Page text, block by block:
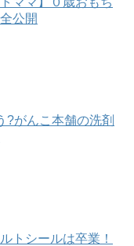
公開
?がんこ本舗の洗剤
トシールは卒業！